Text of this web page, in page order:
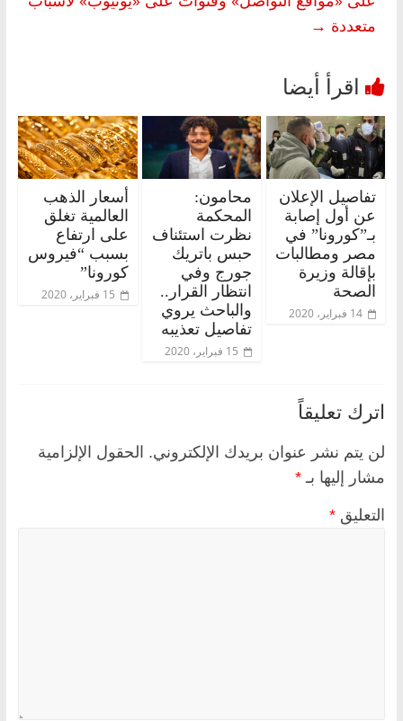
متعددة →
تفاصيل الإعلان
عن أول إصابة
بـ”كورونا” في
مصر ومطالبات
بإقالة وزيرة
الصحة
14 فبراير، 2020
محامون:
المحكمة
نظرت استئناف
حبس باتريك
جورج وفي
انتظار القرار..
والباحث يروي
تفاصيل تعذيبه
15 فبراير، 2020
أسعار الذهب
العالمية تغلق
على ارتفاع
بسبب “فيروس
كورونا”
15 فبراير، 2020
اترك تعليقاً
لن يتم نشر عنوان بريدك الإلكتروني. الحقول الإلزامية
مشار إليها بـ *
التعليق *